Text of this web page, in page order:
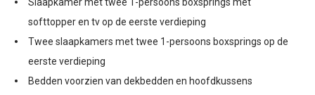
softtopper en tv op de eerste verdieping
Twee slaapkamers met twee 1-persoons boxsprings op de
eerste verdieping
Bedden voorzien van dekbedden en hoofdkussens